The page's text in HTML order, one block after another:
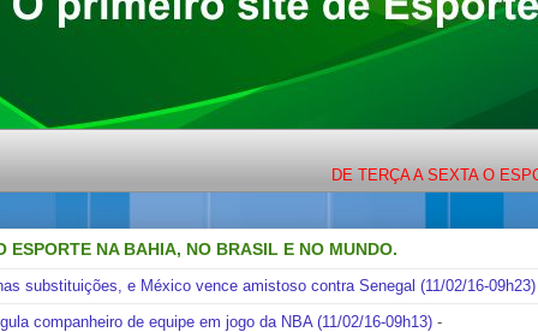
DE TERÇA A SEXTA O ESPORTE
ESPORTE NA BAHIA, NO BRASIL E NO MUNDO.
substituições, e México vence amistoso contra Senegal (11/02/16-09h23)
companheiro de equipe em jogo da NBA (11/02/16-09h13) -